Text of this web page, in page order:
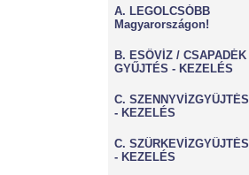
A. LEGOLCSÓBB
Magyarországon!
B. ESŐVÍZ / CSAPADÉK
GYŰJTÉS - KEZELÉS
C. SZENNYVÍZGYŰJTÉS
- KEZELÉS
C. SZÜRKEVÍZGYŰJTÉS
- KEZELÉS